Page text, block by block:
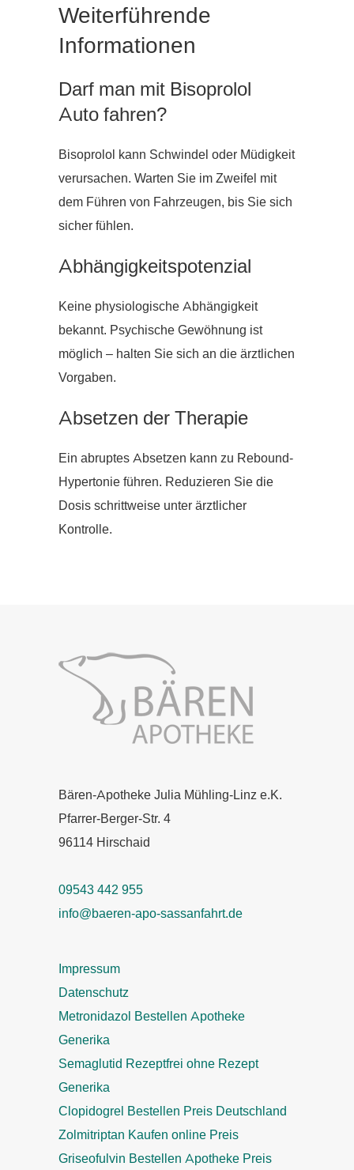
Weiterführende
Informationen
Darf man mit Bisoprolol
Auto fahren?
Bisoprolol kann Schwindel oder Müdigkeit
verursachen. Warten Sie im Zweifel mit
dem Führen von Fahrzeugen, bis Sie sich
sicher fühlen.
Abhängigkeitspotenzial
Keine physiologische Abhängigkeit
bekannt. Psychische Gewöhnung ist
möglich – halten Sie sich an die ärztlichen
Vorgaben.
Absetzen der Therapie
Ein abruptes Absetzen kann zu Rebound-
Hypertonie führen. Reduzieren Sie die
Dosis schrittweise unter ärztlicher
Kontrolle.
Bären-Apotheke Julia Mühling-Linz e.K.
Pfarrer-Berger-Str. 4
96114 Hirschaid
09543 442 955
info@baeren-apo-sassanfahrt.de
Impressum
Datenschutz
Metronidazol Bestellen Apotheke
Generika
Semaglutid Rezeptfrei ohne Rezept
Generika
Clopidogrel Bestellen Preis Deutschland
Zolmitriptan Kaufen online Preis
Griseofulvin Bestellen Apotheke Preis